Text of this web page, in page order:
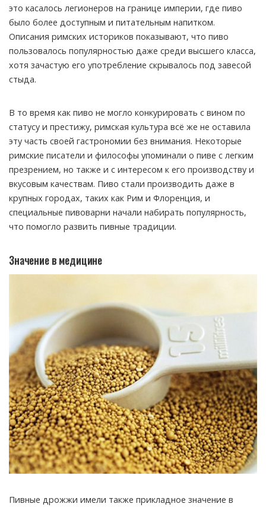
это касалось легионеров на границе империи, где пиво
было более доступным и питательным напитком.
Описания римских историков показывают, что пиво
пользовалось популярностью даже среди высшего класса,
хотя зачастую его употребление скрывалось под завесой
стыда.
В то время как пиво не могло конкурировать с вином по
статусу и престижу, римская культура всё же не оставила
эту часть своей гастрономии без внимания. Некоторые
римские писатели и философы упоминали о пиве с легким
презрением, но также и с интересом к его производству и
вкусовым качествам. Пиво стали производить даже в
крупных городах, таких как Рим и Флоренция, и
специальные пивоварни начали набирать популярность,
что помогло развить пивные традиции.
Значение в медицине
Пивные дрожжи имели также прикладное значение в